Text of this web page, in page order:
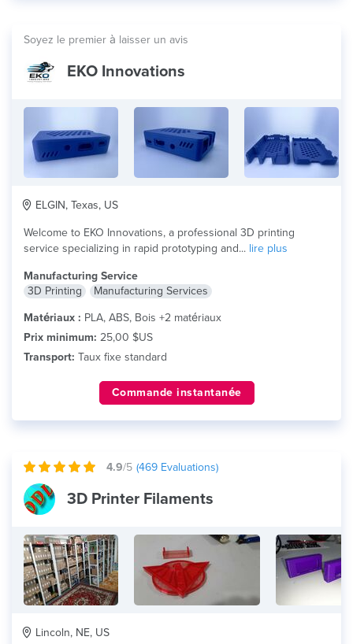
Soyez le premier à laisser un avis
EKO Innovations
ELGIN, Texas, US
Welcome to EKO Innovations, a professional 3D printing
service specializing in rapid prototyping and... lire plus
Manufacturing Service
3D Printing
Manufacturing Services
Matériaux : PLA, ABS, Bois +2 matériaux
Prix minimum: 25,00 $US
Transport: Taux fixe standard
Commande instantanée
4.9/5 (469 Evaluations)
3D Printer Filaments
Lincoln, NE, US